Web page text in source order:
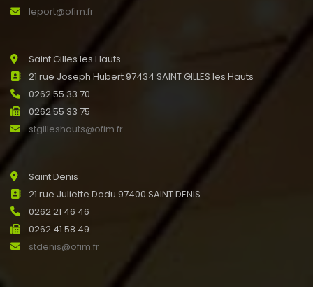
leport@ofim.fr
Saint Gilles les Hauts
21 rue Joseph Hubert 97434 SAINT GILLES les Hauts
0262 55 33 70
0262 55 33 75
stgilleshauts@ofim.fr
Saint Denis
21 rue Juliette Dodu 97400 SAINT DENIS
0262 21 46 46
0262 41 58 49
stdenis@ofim.fr